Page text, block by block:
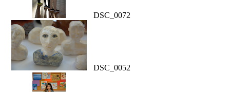
DSC_0072
DSC_0052